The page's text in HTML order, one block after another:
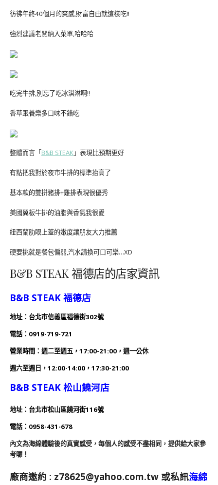
彷彿年終40個月的爽感,財富自由就這樣吃!!
強烈建議老闆納入菜單,哈哈哈
吃完牛排,別忘了吃冰淇淋啊!!
香草跟養樂多口味不錯吃
整體而言「 B&B STEAK」表現比預期更好
有點把我對於夜市牛排的標準抬高了
基本款的雙拼豬排+雞排表現很優秀
美國翼板牛排的油脂與香氣我很愛
紐西蘭肋眼上蓋的嫩度讓朋友大力推薦
硬要挑就是餐包偏弱,汽水請換可口可樂…XD
B&B STEAK 福德店的店家資訊
B&B STEAK 福德店
地址：台北市信義區福德街302號
電話：0919-719-721
營業時間：週二至週五，17:00-21:00，週一公休
週六至週日，12:00-14:00，17:30-21:00
B&B STEAK 松山饒河店
地址：台北市松山區饒河街116號
電話：0958-431-678
內文為海綿體驗後的真實感受，每個人的感受不盡相同，提供給大家參
考囉！
廠商邀約 : z78625@yahoo.com.tw 或私訊海綿